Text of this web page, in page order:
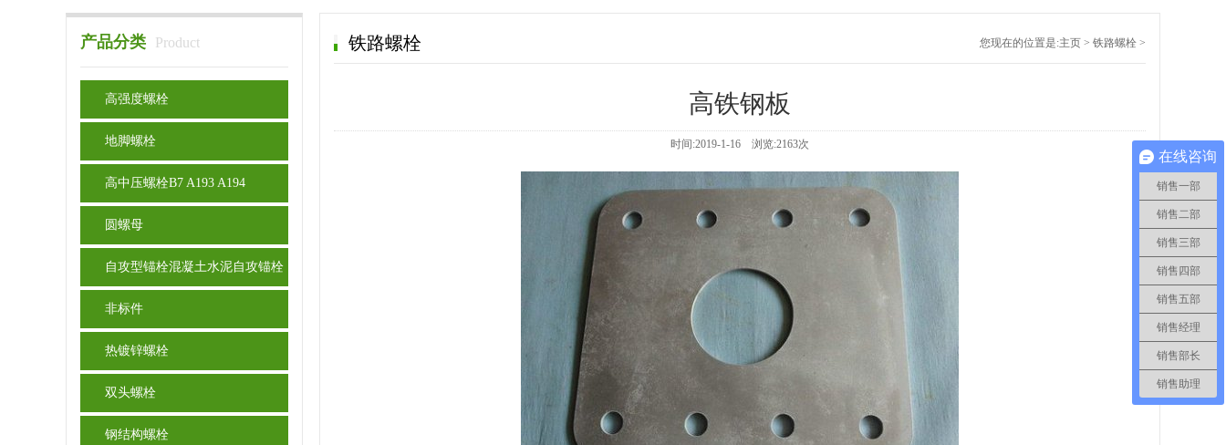
产品分类 Product
高强度螺栓
地脚螺栓
高中压螺栓B7 A193 A194
圆螺母
自攻型锚栓混凝土水泥自攻锚栓
非标件
热镀锌螺栓
双头螺栓
钢结构螺栓
铁路螺栓 您现在的位置是:主页 > 铁路螺栓 >
高铁钢板
时间:2019-1-16 浏览:2163次
在线咨询
销售一部
销售二部
销售三部
销售四部
销售五部
销售经理
销售部长
销售助理